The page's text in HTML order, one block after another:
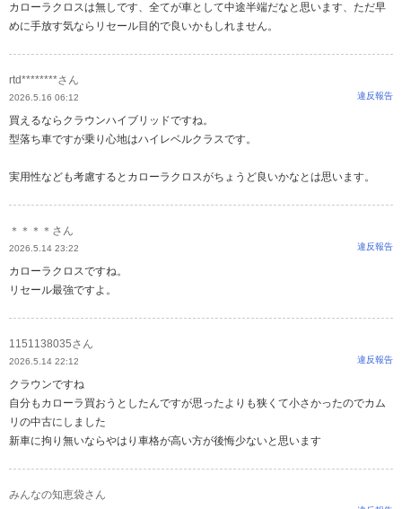
カローラクロスは無しです、全てが車として中途半端だなと思います、ただ早
めに手放す気ならリセール目的で良いかもしれません。
rtd********さん
2026.5.16 06:12 違反報告
買えるならクラウンハイブリッドですね。
型落ち車ですが乗り心地はハイレベルクラスです。
実用性なども考慮するとカローラクロスがちょうど良いかなとは思います。
＊＊＊＊さん
2026.5.14 23:22 違反報告
カローラクロスですね。
リセール最強ですよ。
1151138035さん
2026.5.14 22:12 違反報告
クラウンですね
自分もカローラ買おうとしたんですが思ったよりも狭くて小さかったのでカム
リの中古にしました
新車に拘り無いならやはり車格が高い方が後悔少ないと思います
みんなの知恵袋さん